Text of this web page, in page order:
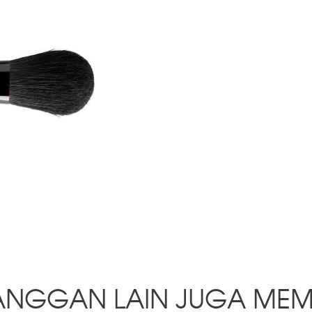
LAIN JUGA